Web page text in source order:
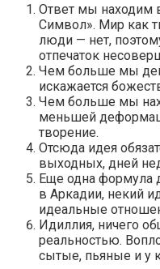
Ответ мы находим
Символ». Мир как
люди — нет,
отпечаток
Чем больше мы
искажается
Чем больше мы
меньшей
творение.
Отсюда идея
выходных, дней
Еще одна формула
в Аркадии, некий
идеальные
Идиллия, ничего
реальностью.
сытые, пьяные и у